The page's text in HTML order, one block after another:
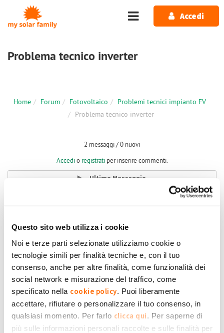
Questo sito web utilizza i cookie
Noi e terze parti selezionate utilizziamo cookie o
tecnologie simili per finalità tecniche e, con il tuo
consenso, anche per altre finalità, come funzionalità dei
social network e misurazione del traffico, come
specificato nella cookie policy . Puoi liberamente
accettare, rifiutare o personalizzare il tuo consenso, in
qualsiasi momento. Per farlo clicca qui . Per saperne di
più sulle informazioni personali raccolte e sulle finalità per
Salta al contenuto principale
Accedi
Problema tecnico inverter
Home Forum Fotovoltaico
Problemi tecnici impianto FV
Problema tecnico inverter
2 messaggi / 0 nuovi
Accedio registratiper inserire commenti.
Ultimo Messaggio
Lun, 30/07/2018 - 20:19 #1
carlo
senza riusirvi e mi dava quel E031 .
chi posso chiamare nella provincia di ferrara???
aurora power-up
+1
+1 -1
Torna Su Accedi registrati per inserire commenti.